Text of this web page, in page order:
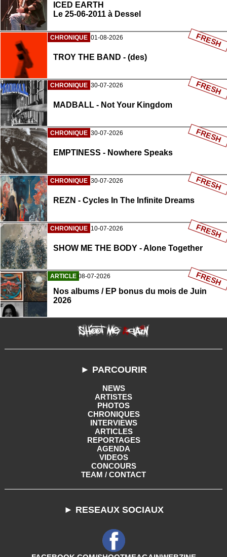
ICED EARTH
Le 25-06-2011 à Dessel
CHRONIQUE 01-08-2026
TROY THE BAND - (des)
FRESH
CHRONIQUE 30-07-2026
MADBALL - Not Your Kingdom
FRESH
CHRONIQUE 30-07-2026
EMPTINESS - Nowhere Speaks
FRESH
CHRONIQUE 30-07-2026
REZN - Cycles In The Infinite Dreams
FRESH
CHRONIQUE 10-07-2026
SHOW ME THE BODY - Alone Together
FRESH
ARTICLE 08-07-2026
Nos albums / EP bonus du mois de Juin
2026
FRESH
► PARCOURIR
NEWS
ARTISTES
PHOTOS
CHRONIQUES
INTERVIEWS
ARTICLES
REPORTAGES
AGENDA
VIDEOS
CONCOURS
TEAM / CONTACT
► RESEAUX SOCIAUX